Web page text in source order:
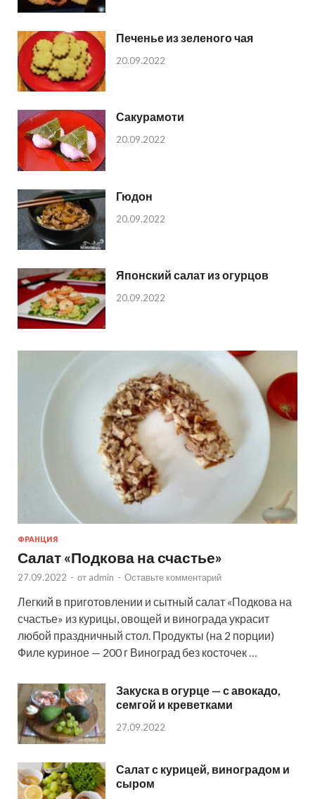
Печенье из зеленого чая
20.09.2022
Сакурамоти
20.09.2022
Гюдон
20.09.2022
Японский салат из огурцов
20.09.2022
ФРАНЦИЯ
Салат «Подкова на счастье»
27.09.2022 - от admin - Оставьте комментарий
Легкий в приготовлении и сытный салат «Подкова на
счастье» из курицы, овощей и винограда украсит
любой праздничный стол. Продукты (на 2 порции)
Филе куриное — 200 г Виноград без косточек …
Закуска в огурце — с авокадо,
семгой и креветками
27.09.2022
Салат с курицей, виноградом и
сыром